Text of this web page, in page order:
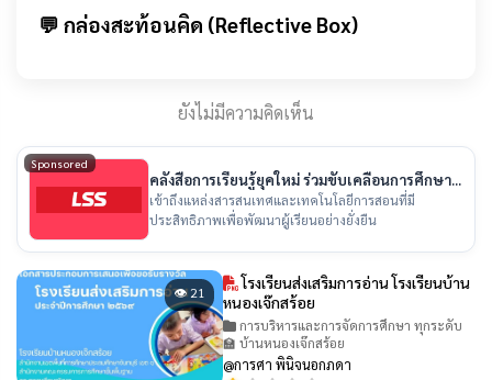
💬 กล่องสะท้อนคิด (Reflective Box)
ยังไม่มีความคิดเห็น
Sponsored
คลังสื่อการเรียนรู้ยุคใหม่ ร่วมขับเคลื่อนการศึกษา
ไทย
เข้าถึงแหล่งสารสนเทศและเทคโนโลยีการสอนที่มี
ประสิทธิภาพเพื่อพัฒนาผู้เรียนอย่างยั่งยืน
👁 21
โรงเรียนส่งเสริมการอ่าน โรงเรียนบ้าน
หนองเจ๊กสร้อย
การบริหารและการจัดการศึกษา ทุกระดับ
🏫 บ้านหนองเจ๊กสร้อย
@การศา พินิจนอกภดา